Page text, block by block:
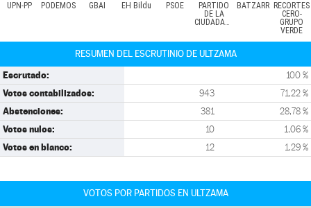
UPN-PP PODEMOS GBAI EH Bildu PSOE
PARTIDO
DE LA
CIUDADANÍA
BATZARR
RECORTES
CERO-
GRUPO
VERDE
RESUMEN DEL ESCRUTINIO DE ULTZAMA
Escrutado: 100 %
Votos contabilizados: 943 71,22 %
Abstenciones: 381 28,78 %
Votos nulos: 10 1,06 %
Votos en blanco: 12 1,29 %
VOTOS POR PARTIDOS EN ULTZAMA